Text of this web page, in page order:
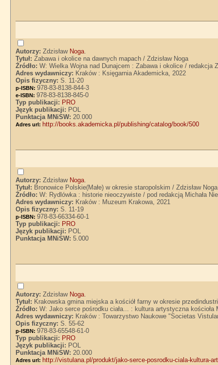
Autorzy:Zdzisław Noga.
Tytuł:Zabawa i okolice na dawnych mapach / Zdzisław Noga
Źródło:W: Wielka Wojna nad Dunajcem : Zabawa i okolice / redakcja
Adres wydawniczy: Kraków : Księgarnia Akademicka, 2022
Opis fizyczny:S. 11-20
p-ISBN:978-83-8138-844-3
e-ISBN:978-83-8138-845-0
Typ publikacji: PRO
Język publikacji: POL
Punktacja MNiSW:20.000
Adres url: http://books.akademicka.pl/publishing/catalog/book/500
Autorzy:Zdzisław Noga.
Tytuł: Bronowice Polskie(Małe) w okresie staropolskim / Zdzisław Noga
Źródło:W: Rydlówka : historie nieoczywiste / pod redakcją Michała
Adres wydawniczy: Kraków : Muzeum Krakowa, 2021
Opis fizyczny:S. 11-19
p-ISBN:978-83-66334-60-1
Typ publikacji: PRO
Język publikacji: POL
Punktacja MNiSW:5.000
Autorzy:Zdzisław Noga.
Tytuł: Krakowska gmina miejska a kościół farny w okresie
Źródło:W: Jako serce pośrodku ciała... : kultura artystyczna
Adres wydawniczy: Kraków : Towarzystwo Naukowe "Societas
Opis fizyczny:S. 55-62
p-ISBN:978-83-65548-61-0
Typ publikacji: PRO
Język publikacji: POL
Punktacja MNiSW:20.000
Adres url: http://vistulana.pl/produkt/jako-serce-posrodku-ciala-kultura-